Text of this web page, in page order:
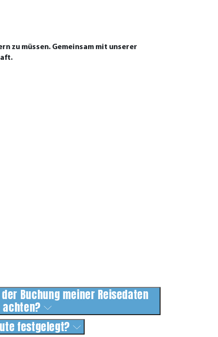
zu müssen. Gemeinsam mit unserer
Buchung meiner Reisedaten
achten?
festgelegt?